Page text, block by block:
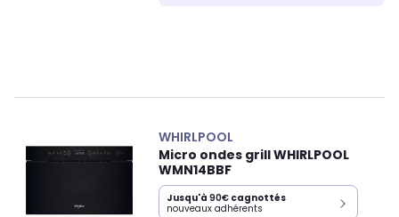
WHIRLPOOL
Micro ondes grill WHIRLPOOL
WMN14BBF
Jusqu'à 90€ cagnottés
nouveaux adhérents